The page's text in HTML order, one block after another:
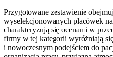
Przygotowane zestawienie
wyselekcjonowanych placówek
charakteryzują się ocenami w
firmy w tej kategorii wyróżniają
i nowoczesnym podejściem do